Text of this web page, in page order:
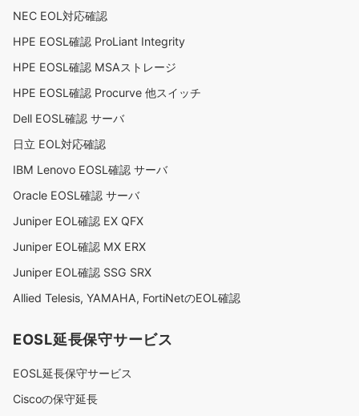
NEC EOL対応確認
HPE EOSL確認 ProLiant Integrity
HPE EOSL確認 MSAストレージ
HPE EOSL確認 Procurve 他スイッチ
Dell EOSL確認 サーバ
日立 EOL対応確認
IBM Lenovo EOSL確認 サーバ
Oracle EOSL確認 サーバ
Juniper EOL確認 EX QFX
Juniper EOL確認 MX ERX
Juniper EOL確認 SSG SRX
Allied Telesis, YAMAHA, FortiNetのEOL確認
EOSL延長保守サービス
EOSL延長保守サービス
Ciscoの保守延長